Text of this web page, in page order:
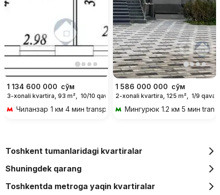
1 134 600 000 сўм
3-xonali kvartira, 93 m², 10/10 qavat
Чиланзар 1 км 4 мин transportda
1 586 000 000 сўм
2-xonali kvartira, 125 m², 1/9 qavat
Мингурюк 1.2 км 5 мин
Toshkent tumanlaridagi kvartiralar
Shuningdek qarang
Toshkentda metroga yaqin kvartiralar